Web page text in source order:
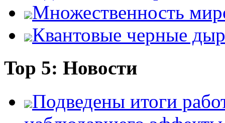
Множественность
Квантовые черные
Top 5: Новости
Подведены итоги